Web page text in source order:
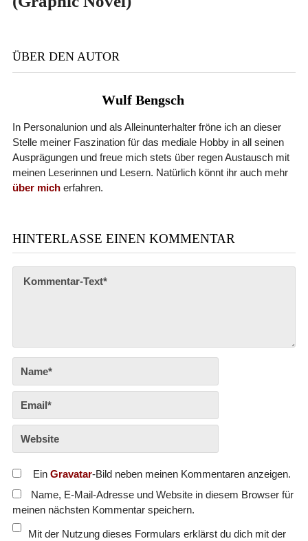
ÜBER DEN AUTOR
Wulf Bengsch
In Personalunion und als Alleinunterhalter fröne ich an dieser
Stelle meiner Faszination für das mediale Hobby in all seinen
Ausprägungen und freue mich stets über regen Austausch mit
meinen Leserinnen und Lesern. Natürlich könnt ihr auch mehr
über micherfahren.
HINTERLASSE EINEN KOMMENTAR
Ein Gravatar-Bild neben meinen Kommentaren anzeigen.
Name, E-Mail-Adresse und Website in diesem Browser für
meinen nächsten Kommentar speichern.
Mit der Nutzung dieses Formulars erklärst du dich mit der